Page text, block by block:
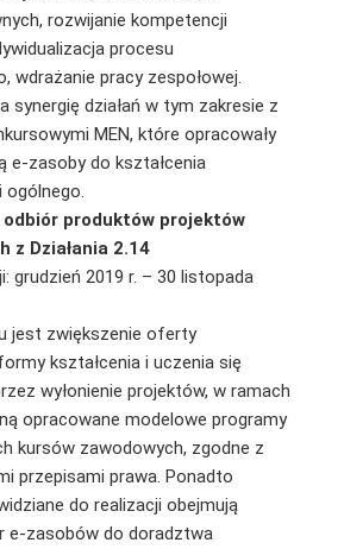
rozwijanie kompetencji
procesu
wdrażanie pracy zespołowej.
synergię działań w tym zakresie z
MEN, które opracowały
e-zasoby do kształcenia
produktów projektów
z Działania 2.14
grudzień 2019 r. – 30 listopada
jest zwiększenie oferty
kształcenia i uczenia się
wyłonienie projektów, w ramach
opracowane modelowe programy
kursów zawodowych, zgodne z
przepisami prawa. Ponadto
do realizacji obejmują
e-zasobów do doradztwa